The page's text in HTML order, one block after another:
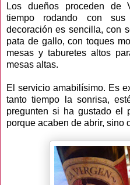
Los dueños proceden de
tiempo rodando con
decoración es sencilla, con
pata de gallo, con toques
mesas y taburetes altos
mesas altas.
El servicio amabilísimo. Es
tanto tiempo la sonrisa,
pregunten si ha gustado el
porque acaben de abrir, sino